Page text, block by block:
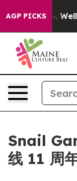
AGP PICKS
40%. Well, it
Snail
线 11 周